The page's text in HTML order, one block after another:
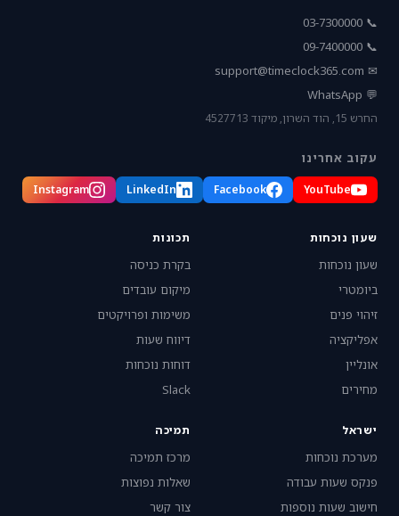
📞 03-7300000
📞 09-7400000
✉
support@timeclock365.com
💬 WhatsApp
החרש 15, הוד השרון, מיקוד 4527713
עקוב אחרינו
YouTube
Facebook
LinkedIn
Instagram
שעון נוכחות
שעון נוכחות
ביומטרי
זיהוי פנים
אפליקציה
אונליין
מחירים
תכונות
בקרת כניסה
מיקום עובדים
משימות ופרויקטים
דיווח שעות
דוחות נוכחות
Slack
ישראל
מערכת נוכחות
פנקס שעות עבודה
חישוב שעות נוספות
תמיכה
מרכז תמיכה
שאלות נפוצות
צור קשר